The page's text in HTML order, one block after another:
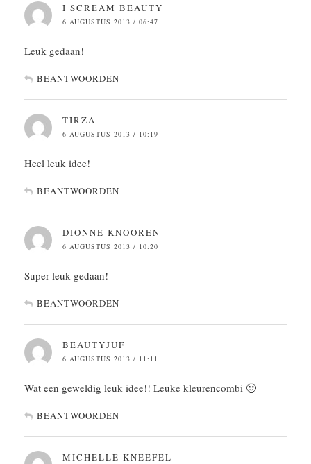
I SCREAM BEAUTY
6 AUGUSTUS 2013 / 06:47
Leuk gedaan!
BEANTWOORDEN
TIRZA
6 AUGUSTUS 2013 / 10:19
Heel leuk idee!
BEANTWOORDEN
DIONNE KNOOREN
6 AUGUSTUS 2013 / 10:20
Super leuk gedaan!
BEANTWOORDEN
BEAUTYJUF
6 AUGUSTUS 2013 / 11:11
Wat een geweldig leuk idee!! Leuke kleurencombi 🙂
BEANTWOORDEN
MICHELLE KNEEFEL